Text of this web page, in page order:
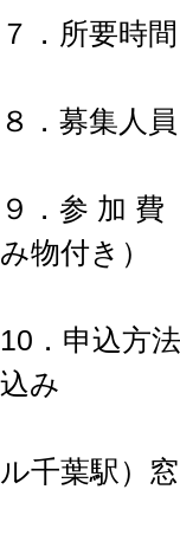
７．所要
８．募集人員
９．参 加 費
み物付き）
10．申込
込み
モノ
ル千葉駅）
②応募